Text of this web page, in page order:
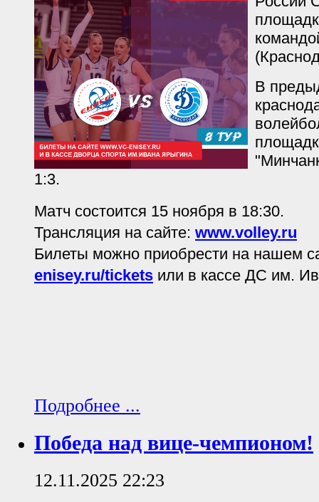
В
1:3.
Матч состоится 15 ноября в 18:30.
Трансляция на сайте: www.volley.ru
Билеты можно приобрести на нашем
enisey.ru/tickets или в кассе ДС им.
Подробнее ...
Победа над вице-чемпионом!
12.11.2025 22:23